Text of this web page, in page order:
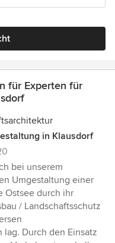
für Experten für
in Klausdorf
bei unserem
Umgestaltung einer
Ostsee durch ihr
/ Landschaftsschutz
Durch den Einsatz